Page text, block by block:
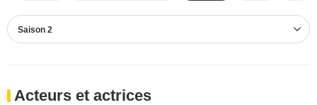
Saison 2
Acteurs et actrices